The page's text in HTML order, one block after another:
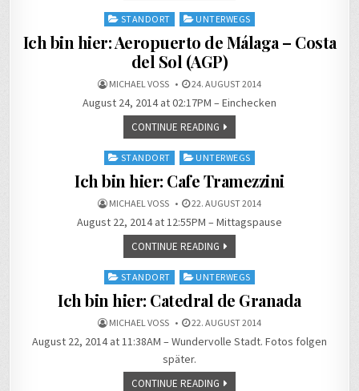
Posted
STANDORT UNTERWEGS
Ich bin hier: Aeropuerto de Málaga – Costa
del Sol (AGP)
MICHAEL VOSS 24. AUGUST 2014
August 24, 2014 at 02:17PM – Einchecken
CONTINUE READING
Posted
in
STANDORT UNTERWEGS
Ich bin hier: Cafe Tramezzini
MICHAEL VOSS 22. AUGUST 2014
August 22, 2014 at 12:55PM – Mittagspause
CONTINUE READING
Posted
STANDORT UNTERWEGS
Ich bin hier: Catedral de Granada
MICHAEL VOSS 22. AUGUST 2014
August 22, 2014 at 11:38AM – Wundervolle Stadt. Fotos folgen
später.
CONTINUE READING